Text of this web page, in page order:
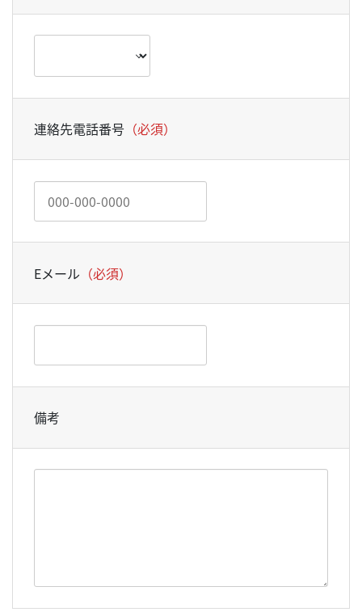
連絡先電話番号（必須）
Eメール （必須）
備考